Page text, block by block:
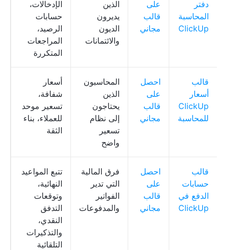
دفتر
المحاسبة
ClickUp
على
قالب
مجاني
الذين
يديرون
الديون
والائتمانات
الإدخالات،
حسابات
الرصيد،
المراجعات
المتكررة
قالب
أسعار
ClickUp
للمحاسبة
احصل
على
قالب
مجاني
المحاسبون
الذين
يحتاجون
إلى نظام
تسعير
واضح
أسعار
شفافة،
تسعير موحد
للعملاء، بناء
الثقة
قالب
حسابات
الدفع في
ClickUp
احصل
على
قالب
مجاني
فرق المالية
التي تدير
الفواتير
والمدفوعات
تتبع المواعيد
النهائية،
وتوقعات
التدفق
النقدي،
والتذكيرات
التلقائية